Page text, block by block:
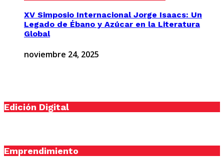
XV Simposio Internacional Jorge Isaacs: Un
Legado de Ébano y Azúcar en la Literatura
Global
noviembre 24, 2025
Edición Digital
Emprendimiento